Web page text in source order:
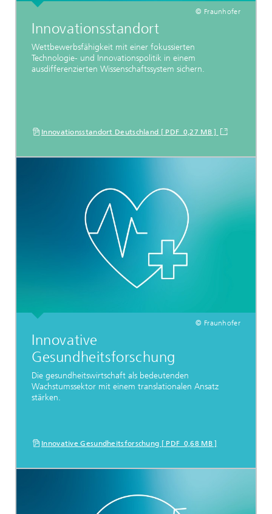
© Fraunhofer
Innovationsstandort
Wettbewerbsfähigkeit mit einer fokussierten
Technologie- und Innovationspolitik in einem
ausdifferenzierten Wissenschaftssystem sichern.
Innovationsstandort Deutschland [ PDF 0,27 MB ]
© Fraunhofer
Innovative
Gesundheitsforschung
Die gesundheitswirtschaft als bedeutenden
Wachstumssektor mit einem translationalen Ansatz
stärken.
Innovative Gesundheitsforschung [ PDF 0,68 MB ]